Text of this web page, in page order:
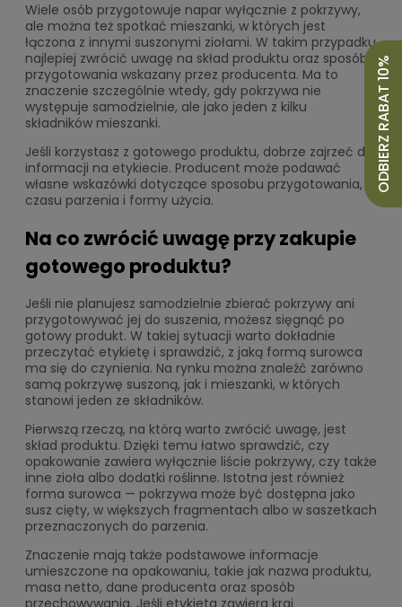
Wiele osób przygotowuje napar wyłącznie z pokrzywy,
ale można też spotkać mieszanki, w których jest
łączona z innymi suszonymi ziołami. W takim przypadku
najlepiej zwrócić uwagę na skład produktu oraz sposób
przygotowania wskazany przez producenta. Ma to
znaczenie szczególnie wtedy, gdy pokrzywa nie
występuje samodzielnie, ale jako jeden z kilku
składników mieszanki.
Jeśli korzystasz z gotowego produktu, dobrze zajrzeć do
informacji na etykiecie. Producent może podawać
własne wskazówki dotyczące sposobu przygotowania,
czasu parzenia i formy użycia.
Na co zwrócić uwagę przy zakupie
gotowego produktu?
Jeśli nie planujesz samodzielnie zbierać pokrzywy ani
przygotowywać jej do suszenia, możesz sięgnąć po
gotowy produkt. W takiej sytuacji warto dokładnie
przeczytać etykietę i sprawdzić, z jaką formą surowca
ma się do czynienia. Na rynku można znaleźć zarówno
samą pokrzywę suszoną, jak i mieszanki, w których
stanowi jeden ze składników.
Pierwszą rzeczą, na którą warto zwrócić uwagę, jest
skład produktu. Dzięki temu łatwo sprawdzić, czy
opakowanie zawiera wyłącznie liście pokrzywy, czy także
inne zioła albo dodatki roślinne. Istotna jest również
forma surowca — pokrzywa może być dostępna jako
susz cięty, w większych fragmentach albo w saszetkach
przeznaczonych do parzenia.
Znaczenie mają także podstawowe informacje
umieszczone na opakowaniu, takie jak nazwa produktu,
masa netto, dane producenta oraz sposób
ODBIERZ RABAT 10%